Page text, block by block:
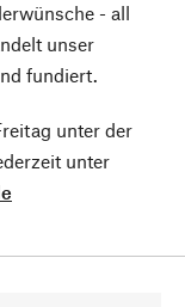
- all
unser
fundiert.
unter der
unter